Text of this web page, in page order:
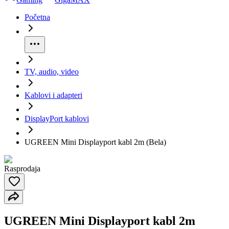
Početna
TV, audio, video
Kablovi i adapteri
DisplayPort kablovi
UGREEN Mini Displayport kabl 2m (Bela)
Rasprodaja
UGREEN Mini Displayport kabl 2m